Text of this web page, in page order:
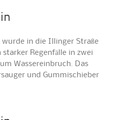
wurde in die Illinger Straße
Regenfälle in zwei
Wassereinbruch. Das
und Gummischieber